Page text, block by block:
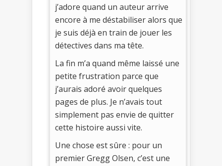
j’adore quand un auteur arrive
encore à me déstabiliser alors que
je suis déjà en train de jouer les
détectives dans ma tête.
La fin m’a quand même laissé une
petite frustration parce que
j’aurais adoré avoir quelques
pages de plus. Je n’avais tout
simplement pas envie de quitter
cette histoire aussi vite.
Une chose est sûre : pour un
premier Gregg Olsen, c’est une